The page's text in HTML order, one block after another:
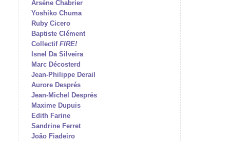
Arsène Chabrier
Yoshiko Chuma
Ruby Cicero
Baptiste Clément
Collectif FIRE!
Isnel Da Silveira
Marc Décosterd
Jean-Philippe Derail
Aurore Després
Jean-Michel Després
Maxime Dupuis
Edith Farine
Sandrine Ferret
Joâo Fiadeiro